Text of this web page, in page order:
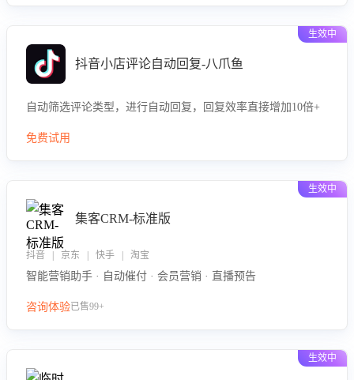
生效中
抖音小店评论自动回复-八爪鱼
自动筛选评论类型，进行自动回复，回复效率直接增加10倍+
免费试用
生效中
集客CRM-标准版
抖音 | 京东 | 快手 | 淘宝
智能营销助手 · 自动催付 · 会员营销 · 直播预告
咨询体验已售99+
生效中